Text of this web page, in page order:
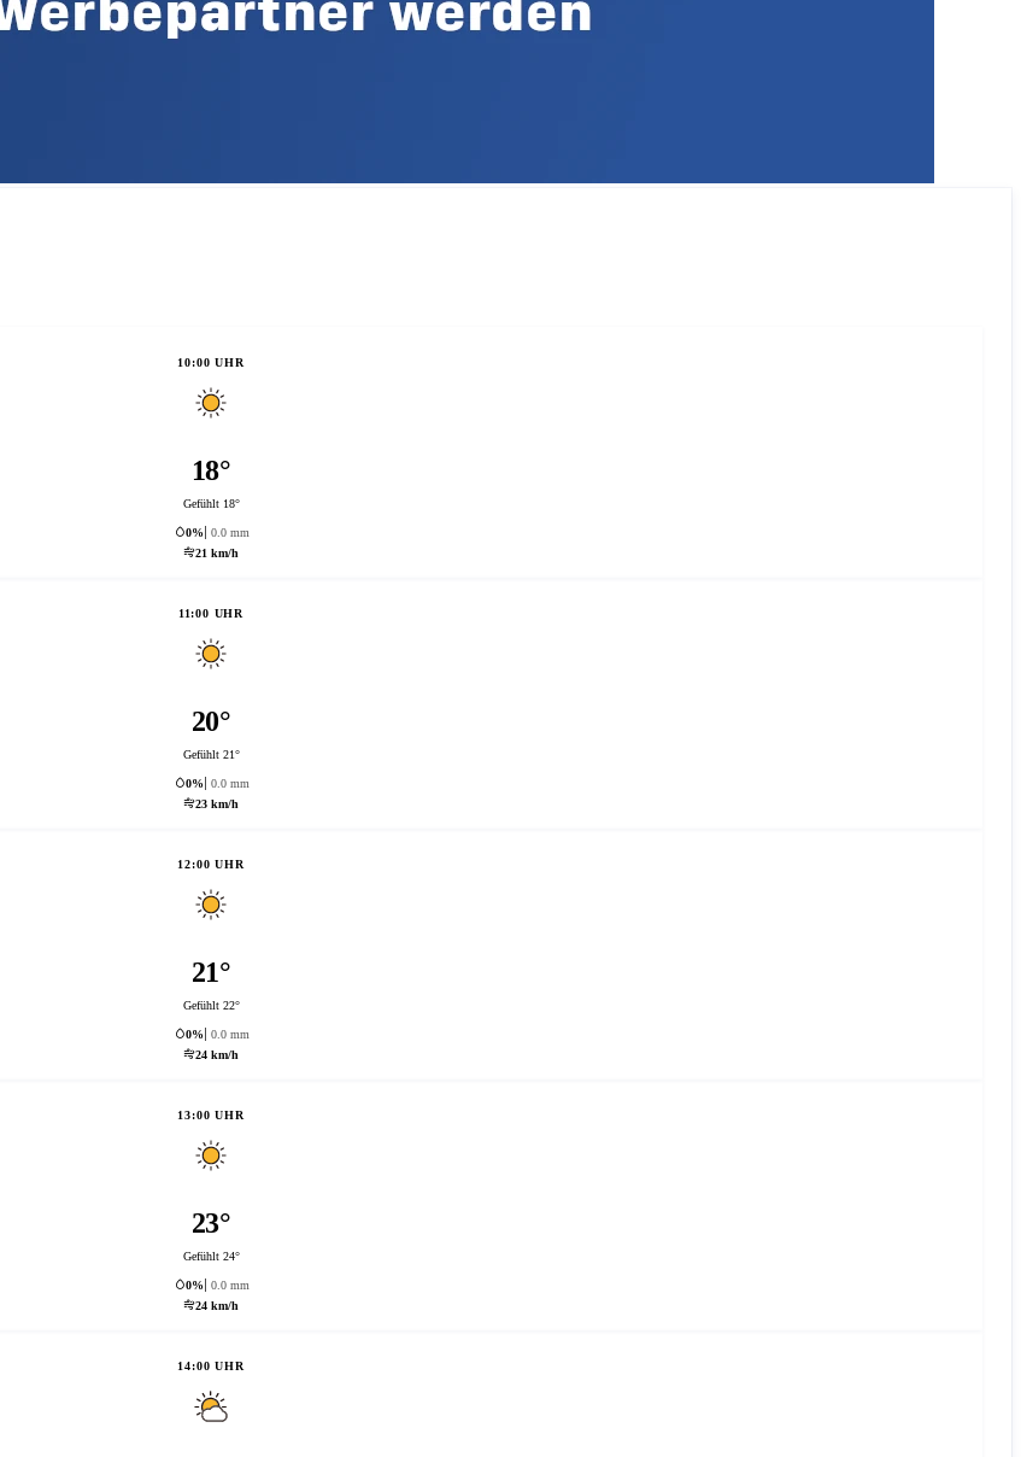
10:00 UHR
18°
Gefühlt 18°
0%
0.0 mm
21 km/h
11:00 UHR
20°
Gefühlt 21°
0%
0.0 mm
23 km/h
12:00 UHR
21°
Gefühlt 22°
0%
0.0 mm
24 km/h
13:00 UHR
23°
Gefühlt 24°
0%
0.0 mm
24 km/h
14:00 UHR